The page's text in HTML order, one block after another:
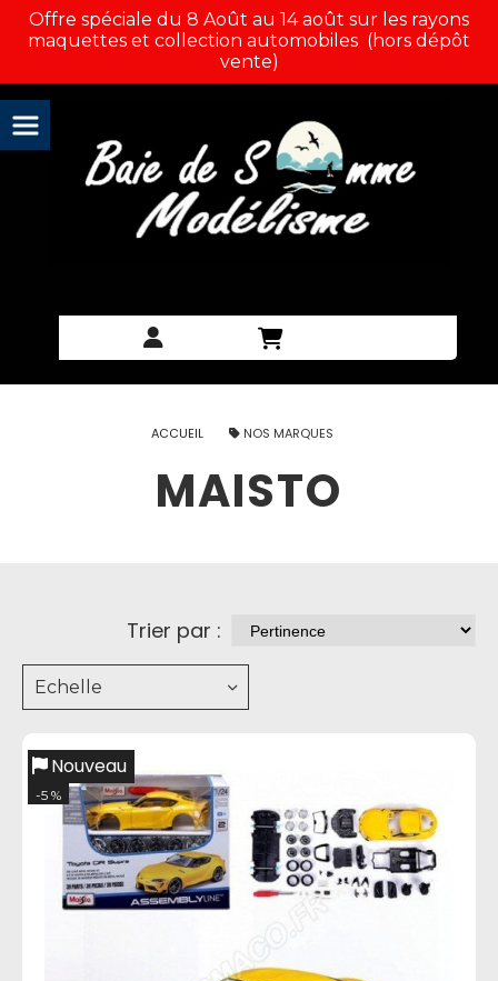
Offre spéciale du 8 Août au 14 août sur les rayons
maquettes et collection automobiles (hors dépôt
vente)
ACCUEIL NOS MARQUES
MAISTO
Trier par :
Echelle
Nouveau
-5 %
Panneau de gestion des cookies